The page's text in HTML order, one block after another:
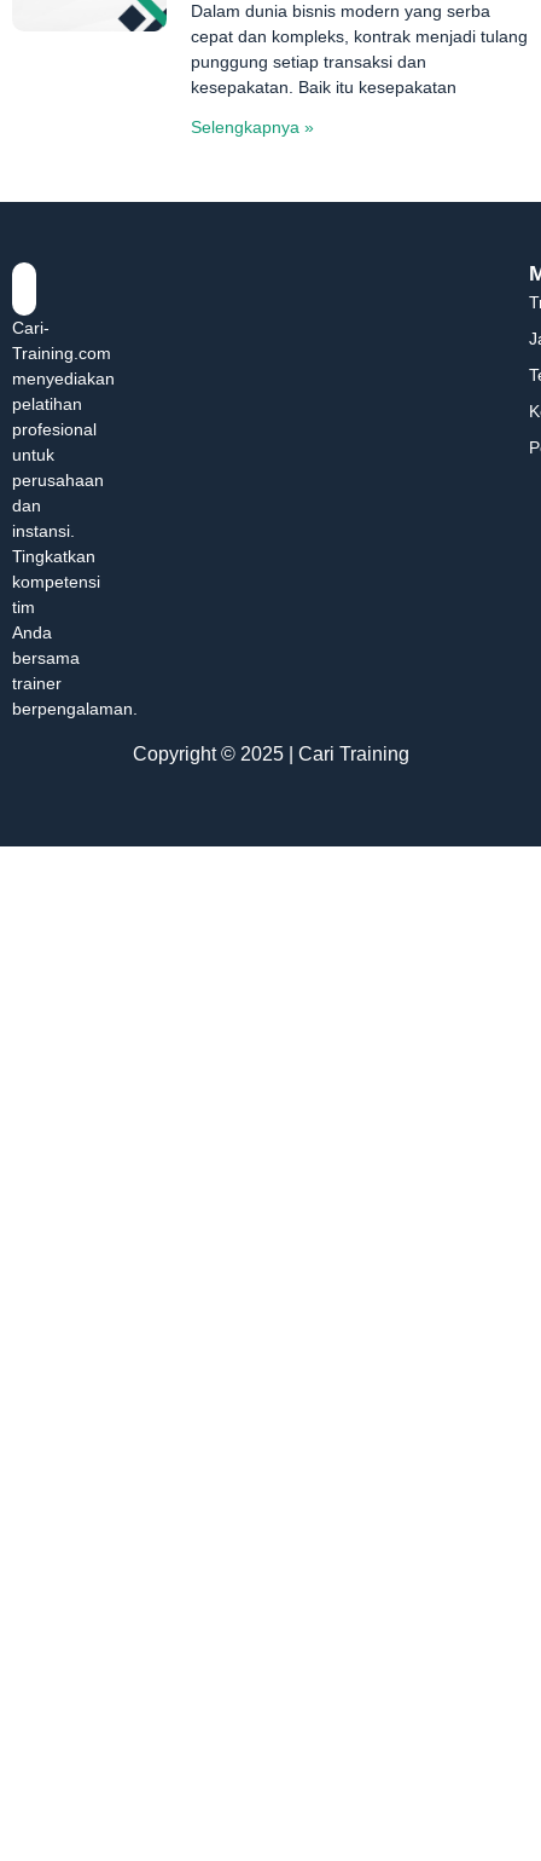
Dalam dunia bisnis modern yang serba
cepat dan kompleks, kontrak menjadi tulang
punggung setiap transaksi dan
kesepakatan. Baik itu kesepakatan
Selengkapnya »
Cari-
Training.com
menyediakan
pelatihan
profesional
untuk
perusahaan
dan
instansi.
Tingkatkan
kompetensi
tim
Anda
bersama
trainer
berpengalaman.
Copyright © 2025 | Cari Training